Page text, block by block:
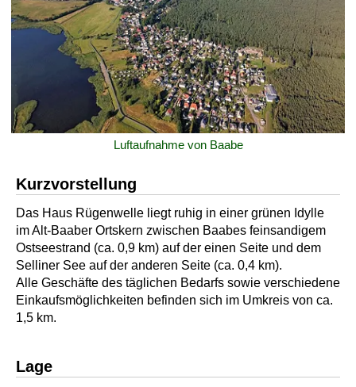
Luftaufnahme von Baabe
Kurzvorstellung
Das Haus Rügenwelle liegt ruhig in einer grünen Idylle
im Alt-Baaber Ortskern zwischen Baabes feinsandigem
Ostseestrand (ca. 0,9 km) auf der einen Seite und dem
Selliner See auf der anderen Seite (ca. 0,4 km).
Alle Geschäfte des täglichen Bedarfs sowie verschiedene
Einkaufsmöglichkeiten befinden sich im Umkreis von ca.
1,5 km.
Lage